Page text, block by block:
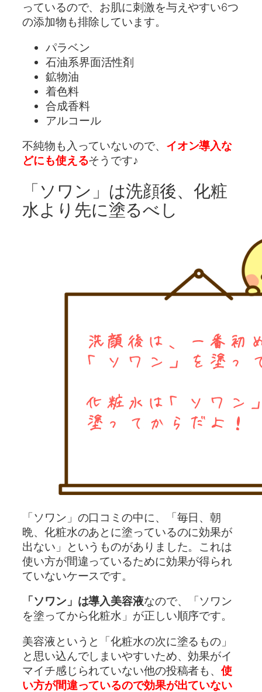
っているので、お肌に刺激を与えやすい6つ
の添加物も排除しています。
パラベン
石油系界面活性剤
鉱物油
着色料
合成香料
アルコール
不純物も入っていないので、 イオン導入な
どにも使えるそうです♪
「ソワン」は洗顔後、化粧
水より先に塗るべし
「ソワン」の口コミの中に、「毎日、朝
晩、化粧水のあとに塗っているのに効果が
出ない」というものがありました。これは
使い方が間違っているために効果が得られ
ていないケースです。
「ソワン」は導入美容液なので、「ソワン
を塗ってから化粧水」が正しい順序です。
美容液というと「化粧水の次に塗るもの」
と思い込んでしまいやすいため、効果がイ
マイチ感じられていない他の投稿者も、使
い方が間違っているので効果が出ていない